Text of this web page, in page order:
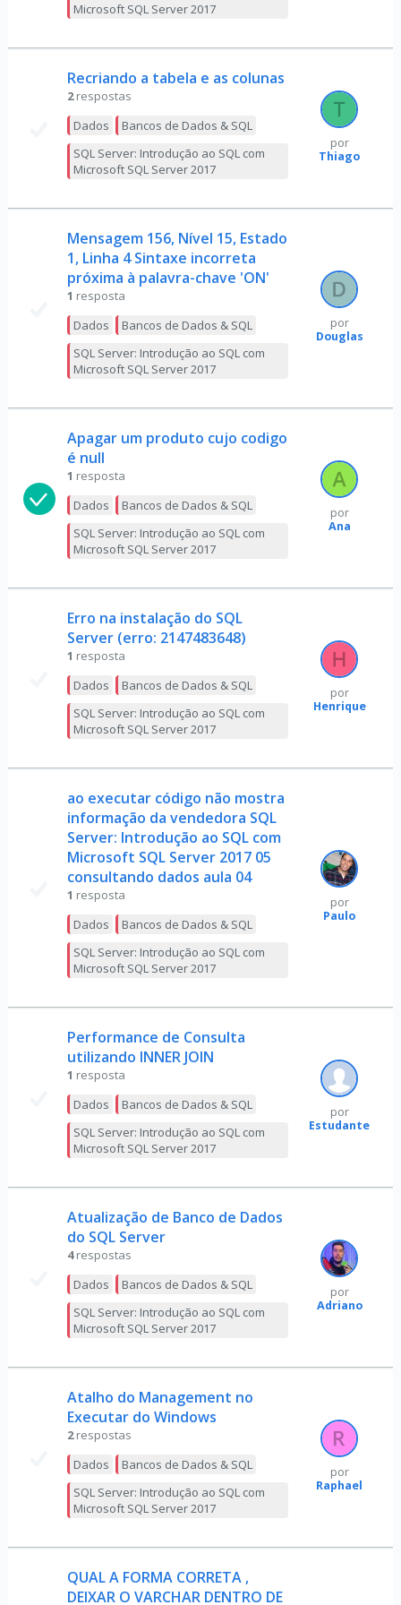
Microsoft SQL Server 2017
Recriando a tabela e as colunas
2 respostas
Dados
Bancos de Dados & SQL
SQL Server: Introdução ao SQL com
Microsoft SQL Server 2017
por
Thiago
Mensagem 156, Nível 15, Estado
1, Linha 4 Sintaxe incorreta
próxima à palavra-chave 'ON'
1 resposta
Dados
Bancos de Dados & SQL
SQL Server: Introdução ao SQL com
Microsoft SQL Server 2017
por
Douglas
Apagar um produto cujo codigo
é null
1 resposta
Dados
Bancos de Dados & SQL
SQL Server: Introdução ao SQL com
Microsoft SQL Server 2017
por
Ana
Erro na instalação do SQL
Server (erro: 2147483648)
1 resposta
Dados
Bancos de Dados & SQL
SQL Server: Introdução ao SQL com
Microsoft SQL Server 2017
por
Henrique
ao executar código não mostra
informação da vendedora SQL
Server: Introdução ao SQL com
Microsoft SQL Server 2017 05
consultando dados aula 04
1 resposta
Dados
Bancos de Dados & SQL
SQL Server: Introdução ao SQL com
Microsoft SQL Server 2017
por
Paulo
Performance de Consulta
utilizando INNER JOIN
1 resposta
Dados
Bancos de Dados & SQL
SQL Server: Introdução ao SQL com
Microsoft SQL Server 2017
por
Estudante
Atualização de Banco de Dados
do SQL Server
4 respostas
Dados
Bancos de Dados & SQL
SQL Server: Introdução ao SQL com
Microsoft SQL Server 2017
por
Adriano
Atalho do Management no
Executar do Windows
2 respostas
Dados
Bancos de Dados & SQL
SQL Server: Introdução ao SQL com
Microsoft SQL Server 2017
por
Raphael
QUAL A FORMA CORRETA ,
DEIXAR O VARCHAR DENTRO DE